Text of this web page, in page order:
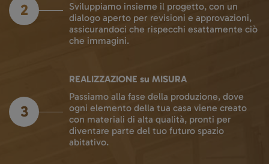
Sviluppiamo insieme il progetto, con un
dialogo aperto per revisioni e approvazioni,
assicurandoci che rispecchi esattamente ciò
che immagini.
2
REALIZZAZIONE su MISURA
Passiamo alla fase della produzione, dove
ogni elemento della tua casa viene creato
con materiali di alta qualità, pronti per
diventare parte del tuo futuro spazio
abitativo.
3